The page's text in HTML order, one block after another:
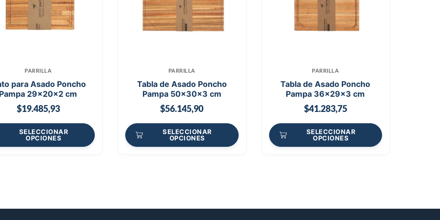
PARRILLA
para Asado Poncho
29x20x2 cm
$19.485,93
SELECCIONAR
OPCIONES
PARRILLA
Tabla de Asado Poncho
Pampa 50x30x3 cm
$56.145,90
SELECCIONAR
OPCIONES
PARRILLA
Tabla de Asado Poncho
Pampa 36x29x3 cm
$41.283,75
SELECCIONAR
OPCIONES